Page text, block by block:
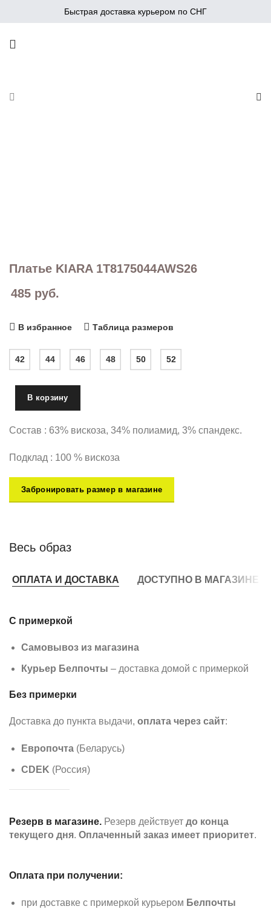
Быстрая доставка курьером по СНГ
Платье KIARA 1T8175044AWS26
485 руб.
В избранное Таблица размеров
42 44 46 48 50 52
В корзину
Состав : 63% вискоза, 34% полиамид, 3% спандекс.
Подклад : 100 % вискоза
Забронировать размер в магазине
Весь образ
ОПЛАТА И ДОСТАВКА ДОСТУПНО В МАГАЗИНЕ
С примеркой
Самовывоз из магазина
Курьер Белпочты – доставка домой с примеркой
Без примерки
Доставка до пункта выдачи, оплата через сайт:
Европочта (Беларусь)
CDEK (Россия)
Резерв в магазине. Резерв действует до конца
текущего дня. Оплаченный заказ имеет приоритет.
Оплата при получении:
при доставке с примеркой курьером Белпочты